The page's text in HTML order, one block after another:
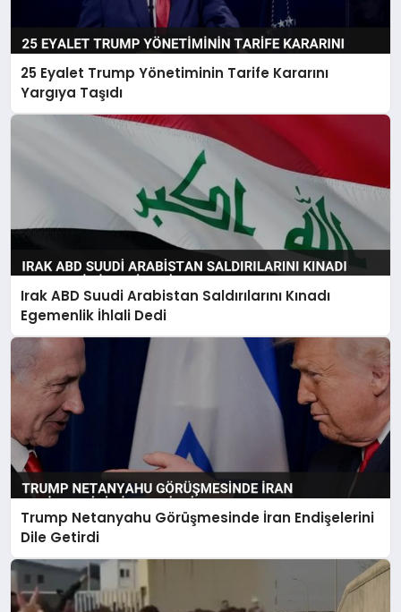
25 Eyalet Trump Yönetiminin Tarife Kararını
Yargıya Taşıdı
Irak ABD Suudi Arabistan Saldırılarını Kınadı
Egemenlik İhlali Dedi
Trump Netanyahu Görüşmesinde İran Endişelerini
Dile Getirdi